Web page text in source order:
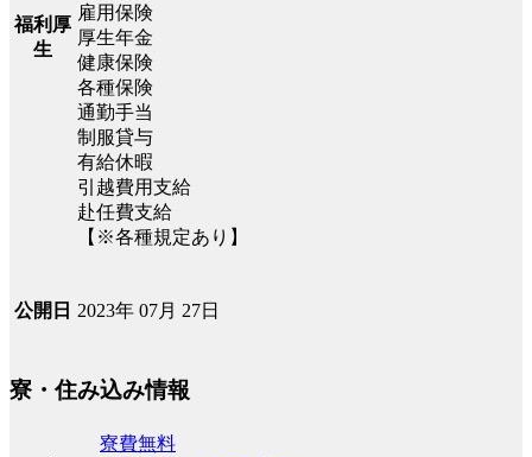
福利厚
生
雇用保険
厚生年金
健康保険
各種保険
通勤手当
制服貸与
有給休暇
引越費用支給
赴任費支給
【※各種規定あり】
公開日 2023年 07月 27日
寮・住み込み情報
寮費無料